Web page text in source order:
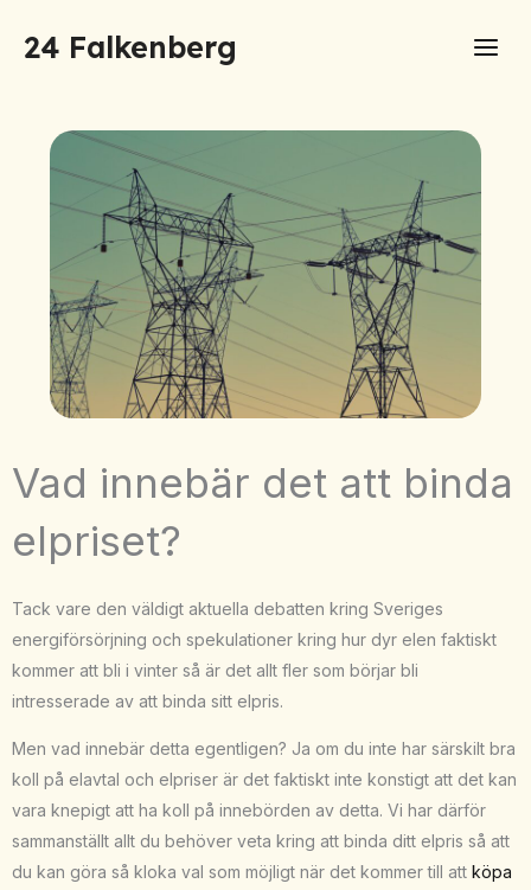
24 Falkenberg
Vad innebär det att binda
elpriset?
Tack vare den väldigt aktuella debatten kring Sveriges
energiförsörjning och spekulationer kring hur dyr elen faktiskt
kommer att bli i vinter så är det allt fler som börjar bli
intresserade av att binda sitt elpris.
Men vad innebär detta egentligen? Ja om du inte har särskilt bra
koll på elavtal och elpriser är det faktiskt inte konstigt att det kan
vara knepigt att ha koll på innebörden av detta. Vi har därför
sammanställt allt du behöver veta kring att binda ditt elpris så att
du kan göra så kloka val som möjligt när det kommer till att köpa